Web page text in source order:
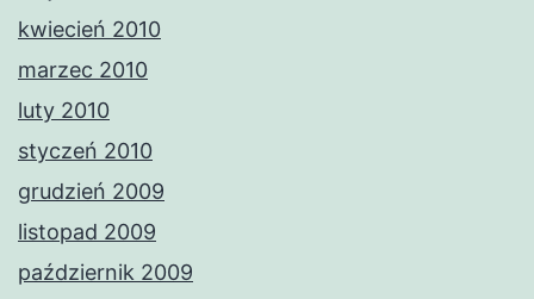
kwiecień 2010
marzec 2010
luty 2010
styczeń 2010
grudzień 2009
listopad 2009
październik 2009